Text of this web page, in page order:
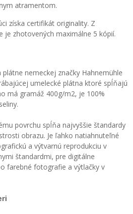
atramentom.
získa certifikát originality. Z
zhotovených maximálne 5 kópií.
nemeckej značky Hahnemühle
umelecké plátna ktoré spĺňajú
má gramáž 400g/m2, je 100%
povrchu spĺňa najvyššie štandardy
obrazu. Je ľahko natiahnuteľné
a výtvarnú reprodukciu v
štandardmi, pre digitálne
farebné fotografie a výtlačky v